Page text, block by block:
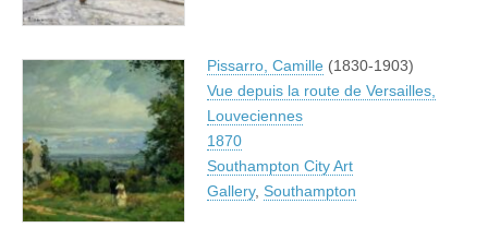
Pissarro, Camille (1830-1903)
Vue depuis la route de Versailles,
Louveciennes
1870
Southampton City Art
Gallery, Southampton